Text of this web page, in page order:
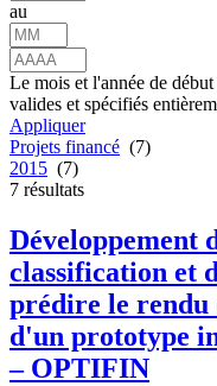
au
Le mois et l'année de
valides et spécifiés
Appliquer
Projets financé (7)
2015 (7)
7 résultats
Développement
classification et
prédire le rendu
d'un prototype
– OPTIFIN